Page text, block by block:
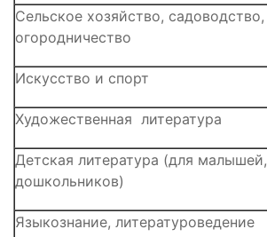
Сельское хозяйство, садоводство,
огородничество
Искусство и спорт
Художественная литература
Детская литература (для малышей,
дошкольников)
Языкознание, литературоведение